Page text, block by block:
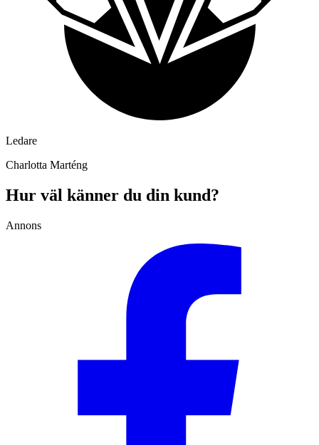
Ledare
Charlotta Marténg
Hur väl känner du din kund?
Annons